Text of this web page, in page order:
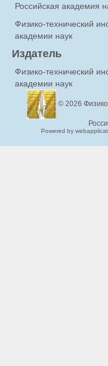
Российская академия
Физико-технический
академии наук
Издатель
Физико-технический
академии наук
© 2026
Powered by